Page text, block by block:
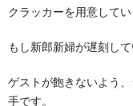
クラッカーを用意して
もし新郎新婦が遅刻し
ゲストが飽きないよう
手です。